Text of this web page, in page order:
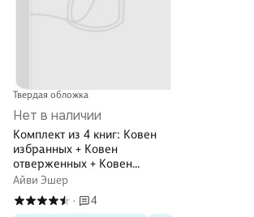
Твердая обложка
Нет в наличии
Комплект из 4 книг: Ковен
избранных + Ковен
отверженных + Ковен
сломленных + Ковен
возрожденных
Айви Эшер
·
4